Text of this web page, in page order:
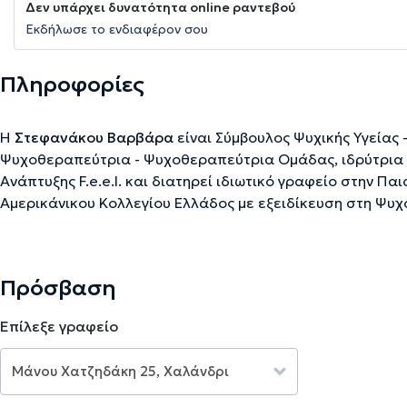
Δεν υπάρχει δυνατότητα online ραντεβού
Εκδήλωσε το ενδιαφέρον σου
Πληροφορίες
H Στεφανάκου Βαρβάρα είναι Σύμβουλος Ψυχικής Υγείας
Ψυχοθεραπεύτρια - Ψυχοθεραπεύτρια Ομάδας,
Ανάπτυξης F.e.e.l. και διατηρεί ιδιωτικό γραφείο στην
Αμερικάνικου Κολλεγίου Ελλάδος με εξειδίκευση στη
στο Αθηναϊκό Κέντρο Μελέτης του Ανθρώπου (ΑΚΜΑ),
EAP που αποτελεί την ηγέτιδα εταιρεία παροχής των
στην Ελλάδα. Κατά τη διάρκεια της καριέρας της, έχει
οργανισμούς, εταιρείες και συλλόγους, έχοντας
γνώσεις, ώστε σήμερα στο ιδιωτικό της γραφείο να
Πρόσβαση
Επίλεξε γραφείο